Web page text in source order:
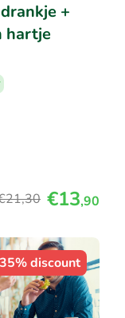
+
hartje
,30 €13,90
35% discount